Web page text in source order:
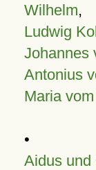
Wilhelm,
Ludwig
Johannes
Antonius
Maria
•
Aidus und